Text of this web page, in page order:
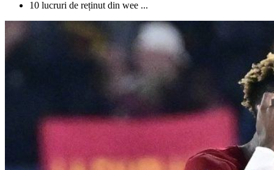
10 lucruri de reținut din wee ...